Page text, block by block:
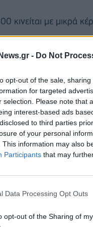
- Do Not
opt-out of the sale,
for targeted
selection. Please note that
interest-based ads
to third parties
of your personal
This information may also
Participants that may
Data Processing Opt Outs
opt-out of the Sharing of
κινείται με μικρά
μονάδες, ο γαλλικός
FTSE 100 σημειώνει
IBEX 35